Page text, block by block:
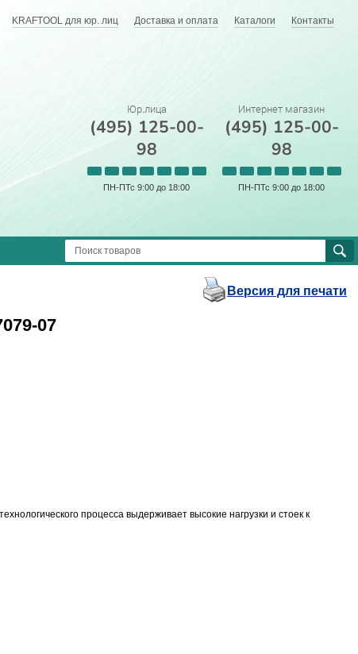
KRAFTOOL для юр. лиц Доставка и оплата Каталоги Контакты
Юр.лица
(495) 125-00-
98
ПН-ПТс 9:00 до 18:00
Интернет магазин
(495) 125-00-
98
ПН-ПТс 9:00 до 18:00
Версия для печати
07
процесса выдерживает высокие нагрузки и стоек к